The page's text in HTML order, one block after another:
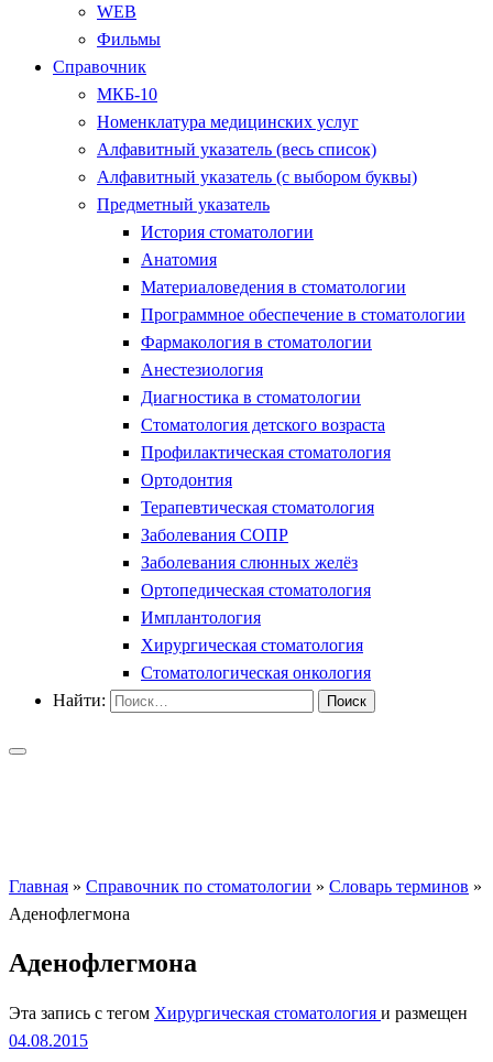
WEB
Фильмы
Справочник
МКБ-10
Номенклатура медицинских услуг
Алфавитный указатель (весь список)
Алфавитный указатель (с выбором буквы)
Предметный указатель
История стоматологии
Анатомия
Материаловедения в стоматологии
Программное обеспечение в стоматологии
Фармакология в стоматологии
Анестезиология
Диагностика в стоматологии
Стоматология детского возраста
Профилактическая стоматология
Ортодонтия
Терапевтическая стоматология
Заболевания СОПР
Заболевания слюнных желёз
Ортопедическая стоматология
Имплантология
Хирургическая стоматология
Стоматологическая онкология
Найти:
Главная » Справочник по стоматологии » Словарь терминов »
Аденофлегмона
Аденофлегмона
Эта запись с тегом Хирургическая стоматология и размещен
04.08.2015